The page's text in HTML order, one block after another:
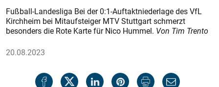
Fußball-Landesliga Bei der 0:1-Auftaktniederlage des VfL
Kirchheim bei Mitaufsteiger MTV Stuttgart schmerzt
besonders die Rote Karte für Nico Hummel. Von Tim Trento
20.08.2023